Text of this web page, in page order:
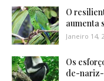
O
aumenta
Janeiro 14,
Os
de-